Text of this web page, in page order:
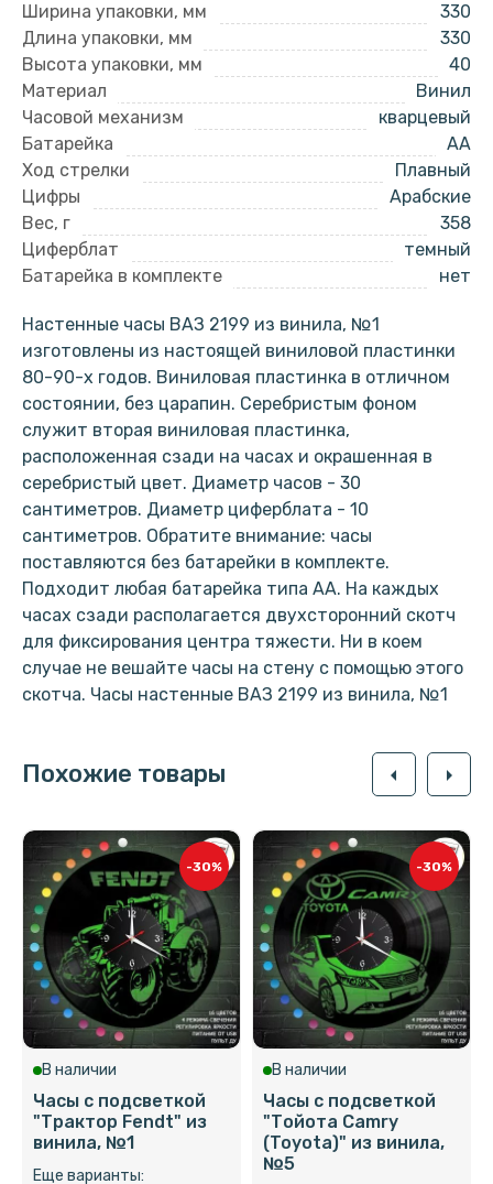
Ширина упаковки, мм
330
Длина упаковки, мм
330
Высота упаковки, мм
40
Материал
Винил
Часовой механизм
кварцевый
Батарейка
AA
Ход стрелки
Плавный
Цифры
Арабские
Вес, г
358
Циферблат
темный
Батарейка в комплекте
нет
Настенные часы ВАЗ 2199 из винила, №1
изготовлены из настоящей виниловой пластинки
80-90-х годов. Виниловая пластинка в отличном
состоянии, без царапин. Серебристым фоном
служит вторая виниловая пластинка,
расположенная сзади на часах и окрашенная в
серебристый цвет. Диаметр часов - 30
сантиметров. Диаметр циферблата - 10
сантиметров. Обратите внимание: часы
поставляются без батарейки в комплекте.
Подходит любая батарейка типа АА. На каждых
часах сзади располагается двухсторонний скотч
для фиксирования центра тяжести. Ни в коем
случае не вешайте часы на стену с помощью этого
скотча. Часы настенные ВАЗ 2199 из винила, №1
Похожие товары arrow_left arrow_right
-30%
В наличии
Часы с подсветкой
"Трактор Fendt" из
винила, №1
Еще варианты:
-30%
В наличии
Часы с подсветкой
"Тойота Camry
(Toyota)" из винила,
№5